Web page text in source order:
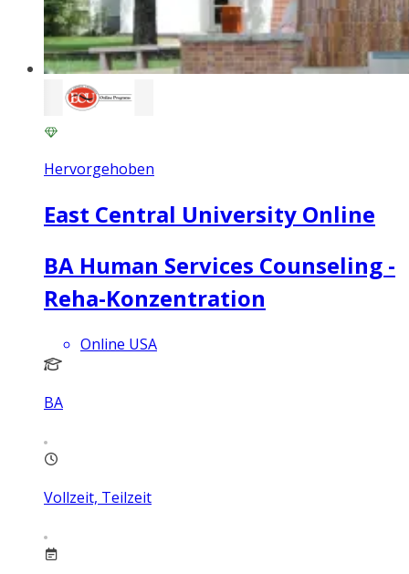
Hervorgehoben
East Central University Online
BA Human Services Counseling -
Reha-Konzentration
Online USA
BA
Vollzeit, Teilzeit